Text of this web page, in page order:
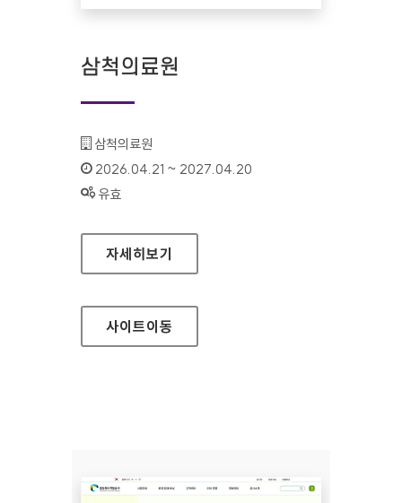
삼척의료원
기관명 :
삼척의료원
인증기간 :
2026.04.21 ~ 2027.04.20
상태 :
유효
삼척의료원
자세히보기
사이트이동